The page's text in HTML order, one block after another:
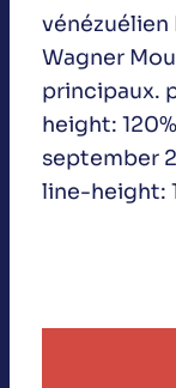
vénézuélien
Wagner
principaux.
height:
september
line-height: